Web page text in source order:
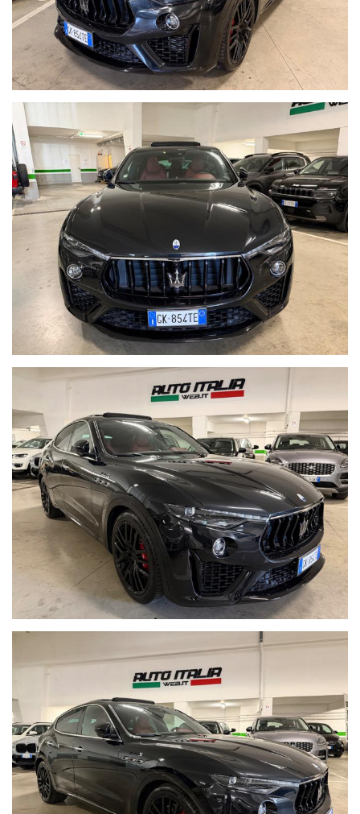
ORARIO:
Dal Lunedi al Sabato 10:00/13:00 - 15:30/19:00
Possibilità di vedere la vettura fuori orario su appuntamento.
Nota bene:La dotazione tecnica e gli accessori indicati nella
presente scheda potrebbero non coincidere con l’effettivo
equipaggiamento del veicolo
a causa della non uniformità dei dati pubblicati dai diversi portali.
Ci scusiamo per l’inconveniente e vi invitiamo a verificare le
caratteristiche dello specifico veicolo.
AUTO ITALIA WEB S.r.l. declina ogni responsabilità per eventuali
involontarie incongruenze, che non rappresentano in alcun modo
un impegno contrattuale.